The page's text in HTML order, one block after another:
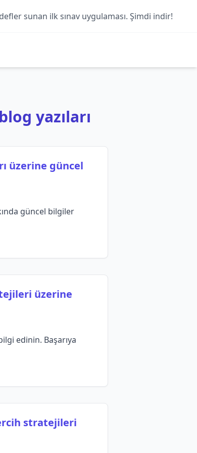
sunan ilk sınav uygulaması. Şimdi indir!
yazıları
üzerine güncel
güncel bilgiler
üzerine
edinin. Başarıya
stratejileri